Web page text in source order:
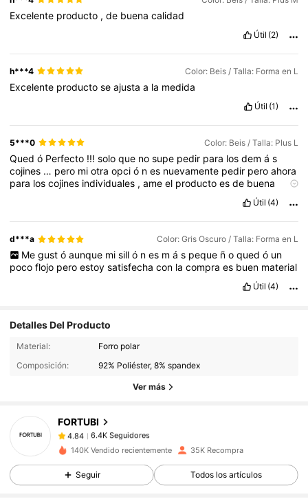
Excelente producto ,de buenacalidad
Útil (2)
h***4 Color: Beis / Talla: Forma en L
Excelente productoseajustaa la medida
Útil (1)
5***0 Color: Beis / Talla: Plus L
Quedó Perfecto !!!soloque nosupe pedir para losdemás
cojines … pero miotraopció nes nuevamente pedir peroahora
para loscojines individuales ,ameel productoesde buena
Útil (4)
d***a Color: Gris Oscuro / Talla: Forma en L
Me gust ó aunque mi sill ó n es m á s peque ñ o qued ó un
pocoflojo peroestoysatisfechacon lacompraes buen material
Útil (4)
Detalles Del Producto
Material:
Forro polar
Composición:
92% Poliéster, 8% spandex
Ver más
FORTUBI
6.4K Seguidores
4.84
6.4K Seguidores
b***dseguidoHace 1 día
4.84
6.4K Seguidores
4.84 6.4K Seguidores
140K Vendido recientemente 35K Recompra
Seguir Todos los artículos